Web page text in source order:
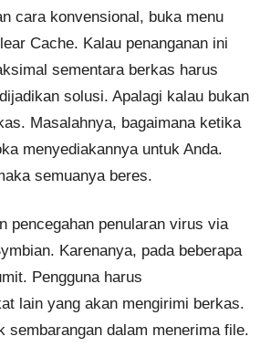
cara konvensional, buka menu
Cache. Kalau penanganan ini
sementara berkas harus
solusi. Apalagi kalau bukan
Masalahnya, bagaimana ketika
menyediakannya untuk Anda.
semuanya beres.
pencegahan penularan virus via
Karenanya, pada beberapa
Pengguna harus
lain yang akan mengirimi berkas.
sembarangan dalam menerima file.